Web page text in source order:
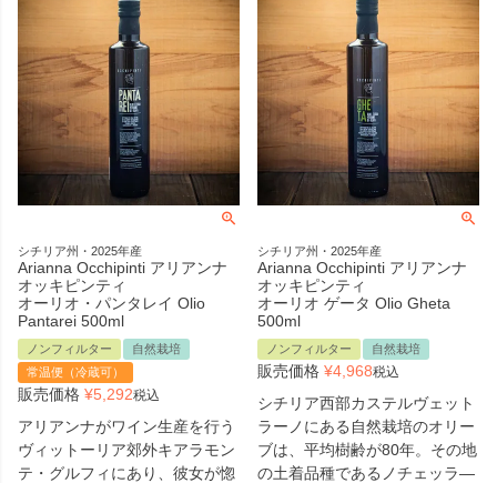
シチリア州・2025年産
Arianna Occhipinti アリアンナ
オッキピンティ
オーリオ・パンタレイ Olio
Pantarei 500ml
ノンフィルター
自然栽培
常温便（冷蔵可）
販売価格 ¥5,292税込
アリアンナがワイン生産を行う
ヴィットーリア郊外キアラモン
テ・グルフィにあり、彼女が惚
シチリア州・2025年産
Arianna Occhipinti アリアンナ
オッキピンティ
オーリオ ゲータ Olio Gheta
500ml
ノンフィルター 自然栽培
販売価格 ¥4,968税込
シチリア西部カステルヴェット
ラーノにある自然栽培のオリー
ブは、平均樹齢が80年。その地
の土着品種であるノチェッラ―